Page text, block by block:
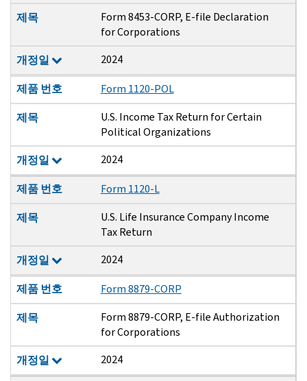
제목
Form 8453-CORP, E-file Declaration
for Corporations
개정일
2024
제품 번호
Form 1120-POL
제목
U.S. Income Tax Return for Certain
Political Organizations
개정일
2024
제품 번호
Form 1120-L
제목
U.S. Life Insurance Company Income
Tax Return
개정일
2024
제품 번호
Form 8879-CORP
제목
Form 8879-CORP, E-file Authorization
for Corporations
개정일
2024